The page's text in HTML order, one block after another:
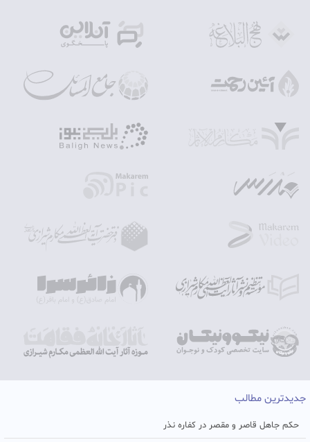
جدیدترین مطالب
حکم جاهل قاصر و مقصر در کفاره نذر